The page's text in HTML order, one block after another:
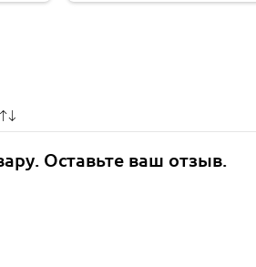
Оставьте ваш отзыв.